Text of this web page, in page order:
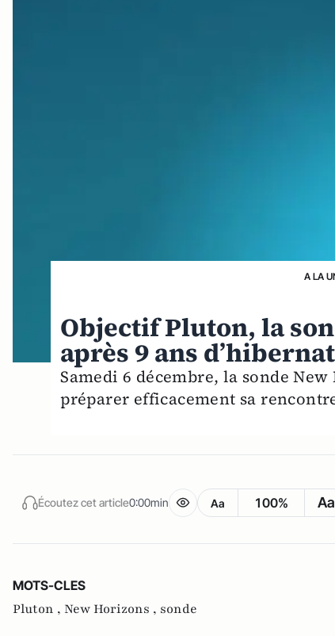
A LA
Objectif Pluton, la
après 9 ans
Samedi 6 décembre, la sonde
préparer efficacement sa
Écoutez cet article0:00min Aa 100% Aa
MOTS-CLES
Pluton , New Horizons , sonde